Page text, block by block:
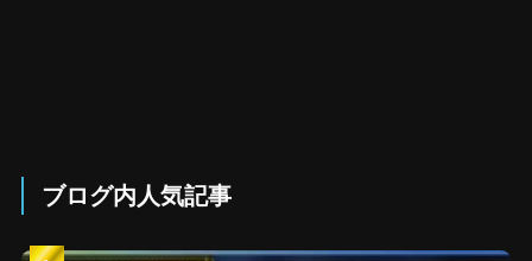
ブログ内人気記事